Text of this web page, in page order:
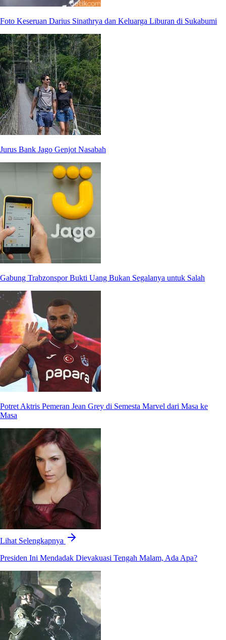
Foto Keseruan Darius Sinathrya dan Keluarga Liburan di Sukabumi
Jurus Bank Jago Genjot Nasabah
Gabung Trabzonspor Bukti Uang Bukan Segalanya untuk Salah
Potret Aktris Pemeran Jean Grey di Semesta Marvel dari Masa ke
Masa
Lihat Selengkapnya
Presiden Ini Mendadak Dievakuasi Tengah Malam, Ada Apa?